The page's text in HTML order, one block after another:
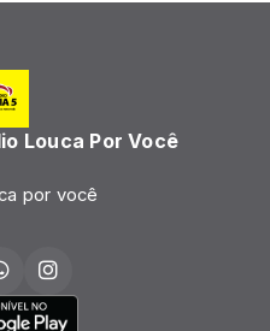
Louca Por Você
por você